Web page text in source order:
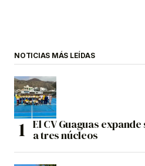
NOTICIAS MÁS LEÍDAS
El CV Guaguas
a tres núcleos